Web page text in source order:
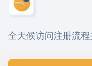
全天候访问注册流